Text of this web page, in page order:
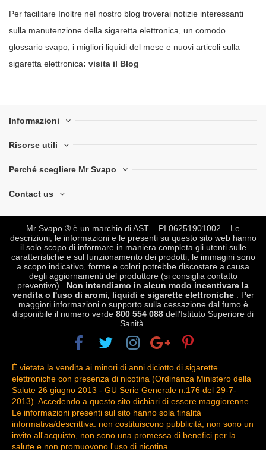
Per facilitare Inoltre nel nostro blog troverai notizie interessanti
sulla manutenzione della sigaretta elettronica, un comodo
glossario svapo, i migliori liquidi del mese e nuovi articoli sulla
sigaretta elettronica: visita il Blog
Informazioni
Risorse utili
Perché scegliere Mr Svapo
Contact us
Mr Svapo ® è un marchio di AST – PI 06251901002 – Le
descrizioni, le informazioni e le presenti su questo sito web hanno
il solo scopo di informare in maniera completa gli utenti sulle
caratteristiche e sul funzionamento dei prodotti, le immagini sono
a scopo indicativo, forme e colori potrebbe discostare a causa
degli aggiornamenti del produttore (si consiglia contatto
preventivo) . Non intendiamo in alcun modo incentivare la
vendita o l'uso di aromi, liquidi e sigarette elettroniche. Per
maggiori informazioni o supporto sulla cessazione dal fumo è
disponibile il numero verde 800 554 088 dell'Istituto Superiore di
Sanità.
È vietata la vendita ai minori di anni diciotto di sigarette
elettroniche con presenza di nicotina (Ordinanza Ministero della
Salute 26 giugno 2013 - GU Serie Generale n.176 del 29-7-
2013). Accedendo a questo sito dichiari di essere maggiorenne.
Le informazioni presenti sul sito hanno sola finalità
informativa/descrittiva: non costituiscono pubblicità, non sono un
invito all'acquisto, non sono una promessa di benefici per la
salute e non promuovono l'uso di nicotina.